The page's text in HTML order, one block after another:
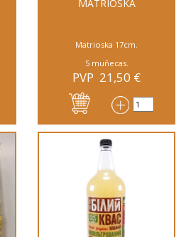
MATRIOSKA
Matrioska 17cm.
5 muñecas.
PVP 21,50 €